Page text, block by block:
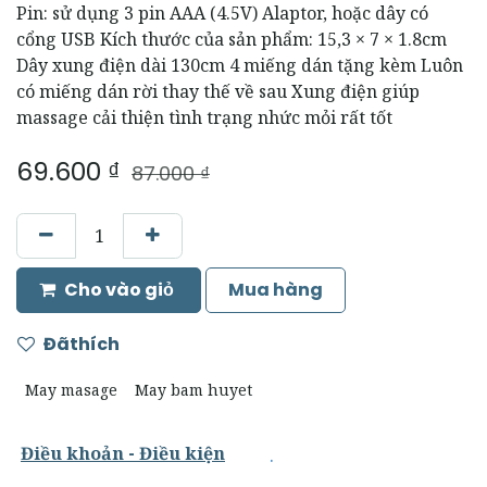
Pin: sử dụng 3 pin AAA (4.5V) Alaptor, hoặc dây có
cổng USB Kích thước của sản phẩm: 15,3 × 7 × 1.8cm
Dây xung điện dài 130cm 4 miếng dán tặng kèm Luôn
có miếng dán rời thay thế về sau Xung điện giúp
massage cải thiện tình trạng nhức mỏi rất tốt
69.600 ₫ 87.000₫
Cho vào giỏ Mua hàng
Đãthích
May masage May bam huyet
Điều khoản - Điều kiện .